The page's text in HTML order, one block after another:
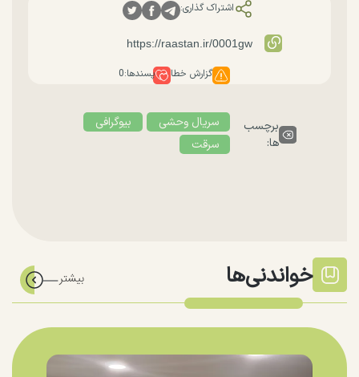
اشتراک گذاری:
گزارش خطا پسندها:0
برچسب
ها:
سریال وحشی
بیوگرافی
سرقت
خواندنی‌ها